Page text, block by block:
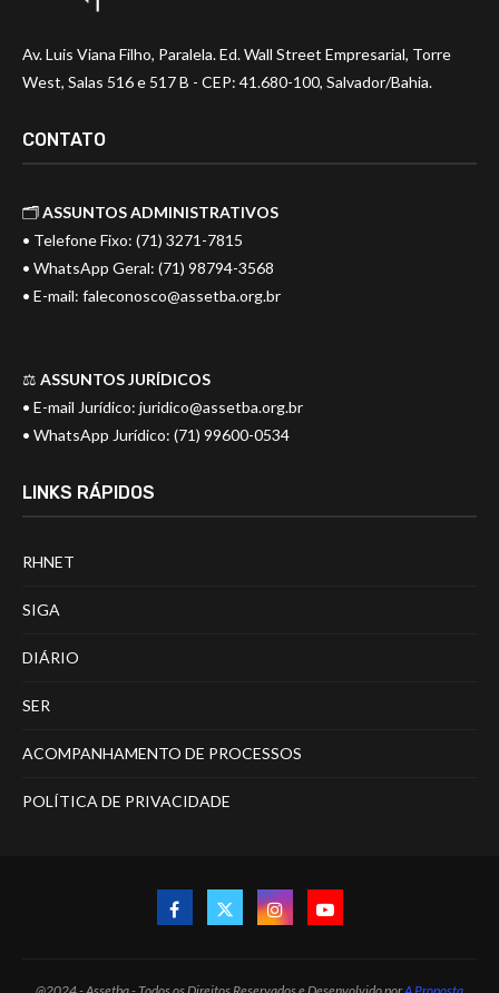
Av. Luis Viana Filho, Paralela. Ed. Wall Street Empresarial, Torre
West, Salas 516 e 517 B - CEP: 41.680-100, Salvador/Bahia.
CONTATO
🗂️ASSUNTOS ADMINISTRATIVOS
• Telefone Fixo: (71) 3271-7815
• WhatsApp Geral: (71) 98794-3568
• E-mail: faleconosco@assetba.org.br
⚖️ ASSUNTOS JURÍDICOS
• E-mail Jurídico: juridico@assetba.org.br
• WhatsApp Jurídico: (71) 99600-0534
LINKS RÁPIDOS
RHNET
SIGA
DIÁRIO
SER
ACOMPANHAMENTO DE PROCESSOS
POLÍTICA DE PRIVACIDADE